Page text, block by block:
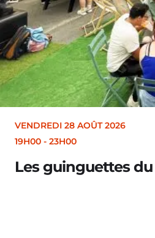
VENDREDI 28 AOÛT 2026
19H00 - 23H00
Les guinguettes